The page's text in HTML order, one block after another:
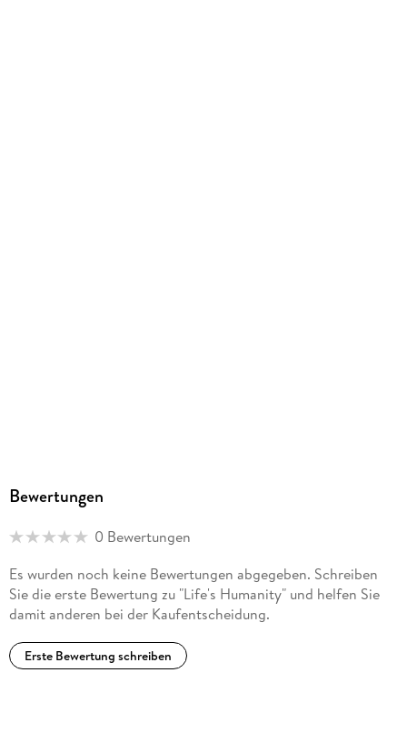
Bewertungen
0 Bewertungen
Es wurden noch keine Bewertungen abgegeben. Schreiben
Sie die erste Bewertung zu "Life's Humanity" und helfen Sie
damit anderen bei der Kaufentscheidung.
Erste Bewertung schreiben